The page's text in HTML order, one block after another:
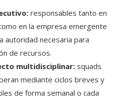
responsables tanto en
en la empresa emergente
autoridad necesaria para
de recursos.
multidisciplinar: squads
mediante ciclos breves y
de forma semanal o cada